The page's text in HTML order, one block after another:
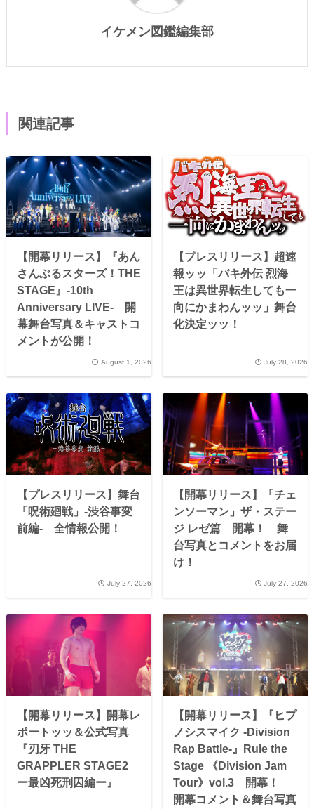
イケメン図鑑編集部
関連記事
【開幕リリース】『あん
さんぶるスターズ！THE
STAGE』-10th
Anniversary LIVE- 開
幕舞台写真＆キャストコ
メントが公開！
August 1, 2026
【プレスリリース】超速
報ッッ「バキ外伝 烈海
王は異世界転生しても一
向にかまわんッッ」舞台
化決定ッッ！
July 28, 2026
【プレスリリース】舞台
「呪術廻戦」-渋谷事変
前編- 全情報公開！
July 27, 2026
【開幕リリース】「チェ
ンソーマン」ザ・ステー
ジ レゼ篇 開幕！ 舞
台写真とコメントをお届
け！
July 27, 2026
【開幕リリース】開幕レ
ポートッッ＆公式写真
『刃牙 THE
GRAPPLER STAGE2
ー最凶死刑囚編ー』
【開幕リリース】『ヒプ
ノシスマイク -Division
Rap Battle-』Rule the
Stage 《Division Jam
Tour》vol.3 開幕！
開幕コメント＆舞台写真